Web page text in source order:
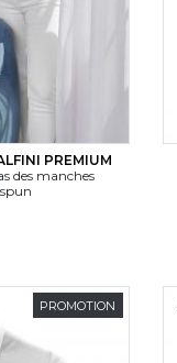
PREMIUM
des manches
PROMOTION